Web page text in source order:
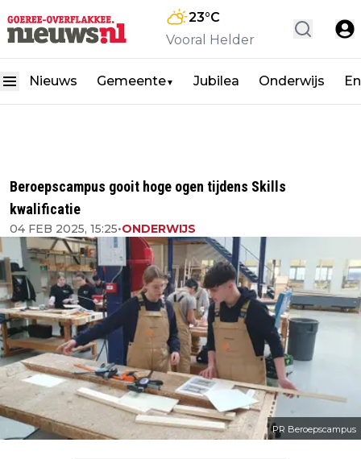
23°C
Vooral Helder
Nieuws Gemeente▼ Jubilea Onderwijs
Beroepscampus gooit hoge ogen tijdens Skills
kwalificatie
04 FEB 2025, 15:25•ONDERWIJS
PR Beroepscampus